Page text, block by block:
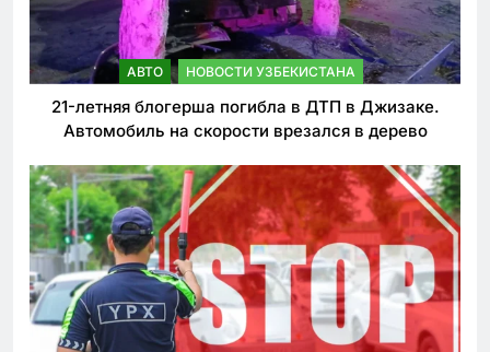
АВТО НОВОСТИ УЗБЕКИСТАНА
21-летняя блогерша погибла в ДТП в Джизаке.
Автомобиль на скорости врезался в дерево